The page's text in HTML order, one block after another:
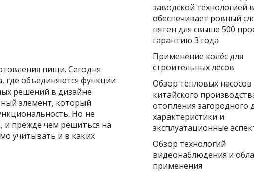
пищи. Сегодня
где объединяются функции
решений в дизайне
элемент, который
Но не
и прежде чем решиться на
учитывать и в каких
заводской технологией
обеспечивает ровный
пятен для свыше 500
гарантию 3 года
Применение колёс для
строительных лесов
Обзор тепловых насосов
китайского
отопления загородного
характеристики и
эксплуатационные
Обзор технологий
видеонаблюдения и
применения